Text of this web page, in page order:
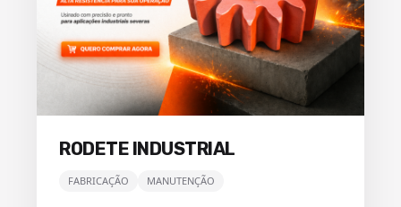
RODETE INDUSTRIAL
FABRICAÇÃO MANUTENÇÃO